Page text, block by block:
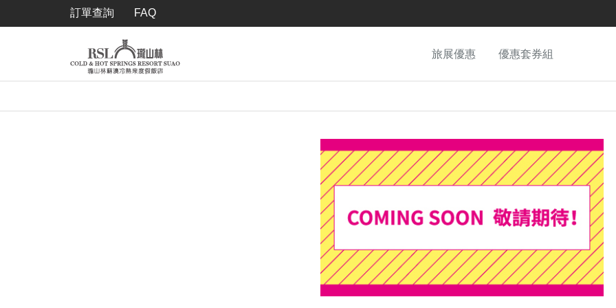
訂單查詢 FAQ
旅展優惠 優惠套券組